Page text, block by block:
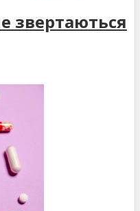
звертаються